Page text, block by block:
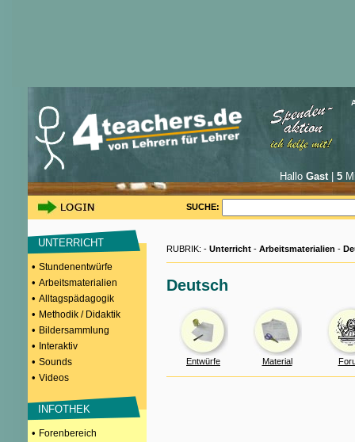
Hallo Gast| 5
SUCHE:
UNTERRICHT
• Stundenentwürfe
• Arbeitsmaterialien
• Alltagspädagogik
• Methodik / Didaktik
• Bildersammlung
• Interaktiv
• Sounds
• Videos
INFOTHEK
• Forenbereich
RUBRIK: - Unterricht - Arbeitsmaterialien -
Deutsch
Entwürfe Material